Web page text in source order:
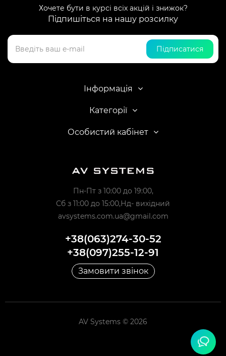
Хочете бути в курсі всіх акцій і знижок?
Підпишіться на нашу розсилку
Підписатися
Інформація
Категорії
Особистий кабінет
Пн-Пт з 10:00 до 19:00,
Сб з 11:00 до 15:00,Нд- вихідний
avsystems.com.ua@gmail.com
+38(063)274-30-52
+38(097)255-12-91
Замовити звінок
AV Systems © 2026